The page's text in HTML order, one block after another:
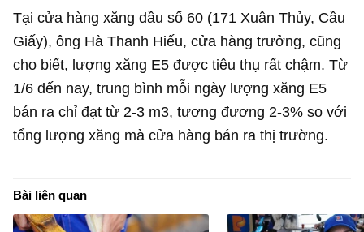
Tại cửa hàng xăng dầu số 60 (171 Xuân Thủy, Cầu
Giấy), ông Hà Thanh Hiếu, cửa hàng trưởng, cũng
cho biết, lượng xăng E5 được tiêu thụ rất chậm. Từ
1/6 đến nay, trung bình mỗi ngày lượng xăng E5
bán ra chỉ đạt từ 2-3 m3, tương đương 2-3% so với
tổng lượng xăng mà cửa hàng bán ra thị trường.
Bài liên quan